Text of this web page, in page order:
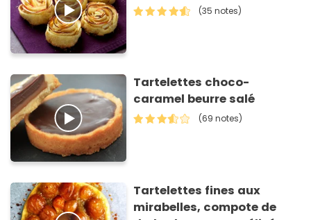
(35 notes)
Tartelettes choco-
caramel beurre salé
(69 notes)
Tartelettes fines aux
mirabelles, compote de